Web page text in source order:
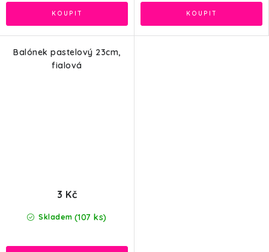
Balónek pastelový 23cm,
fialová
Skladem (107 ks)
3 Kč